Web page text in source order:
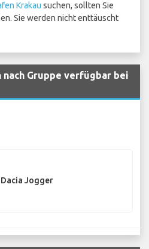
Krakau suchen, sollten Sie
Sie werden nicht enttäuscht
nach Gruppe verfügbar bei
Dacia Jogger